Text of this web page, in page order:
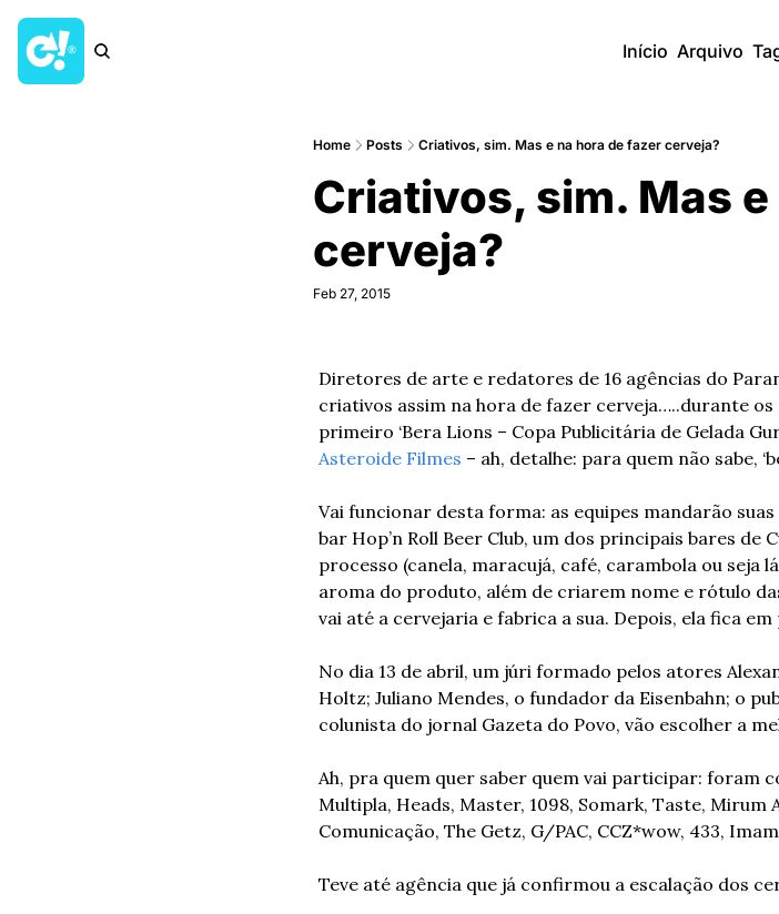
Início Arquivo
Home Posts Criativos, sim. Mas e na hora de fazer cerveja?
Criativos, sim. Mas
cerveja?
Feb 27, 2015
Diretores de arte e redatores de 16 agências do
criativos assim na hora de fazer cerveja…..durante
Asteroide Filmes – ah, detalhe: para quem não sabe,
Vai funcionar desta forma: as equipes mandarão
bar Hop’n Roll Beer Club, um dos principais bares de
processo (canela, maracujá, café, carambola ou seja
aroma do produto, além de criarem nome e rótulo
vai até a cervejaria e fabrica a sua. Depois, ela fica
No dia 13 de abril, um júri formado pelos atores
Holtz; Juliano Mendes, o fundador da Eisenbahn; o
colunista do jornal Gazeta do Povo, vão escolher a
Ah, pra quem quer saber quem vai participar: foram
Multipla, Heads, Master, 1098, Somark, Taste, Mirum
Comunicação, The Getz, G/PAC, CCZ*wow, 433,
Teve até agência que já confirmou a escalação dos